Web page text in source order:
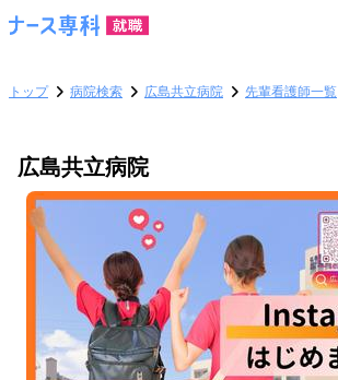
トップ 病院検索 広島共立病院 先輩看護師一覧
広島共立病院